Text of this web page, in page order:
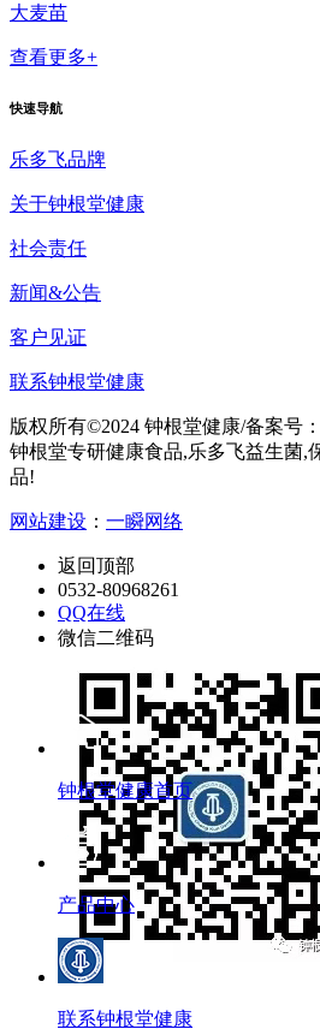
大麦苗
查看更多+
快速导航
乐多飞品牌
关于钟根堂健康
社会责任
新闻&公告
客户见证
联系钟根堂健康
版权所有©2024 钟根堂健康/备案号：
钟根堂专研健康食品,乐多飞益生菌,
品!
网站建设 ： 一瞬网络
返回顶部
0532-80968261
QQ在线
微信二维码
钟根堂健康首页
产品中心
联系钟根堂健康